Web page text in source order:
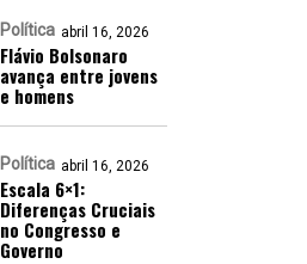
Política abril 16, 2026
Flávio Bolsonaro
avança entre jovens
e homens
Política abril 16, 2026
Escala 6×1:
Diferenças Cruciais
no Congresso e
Governo